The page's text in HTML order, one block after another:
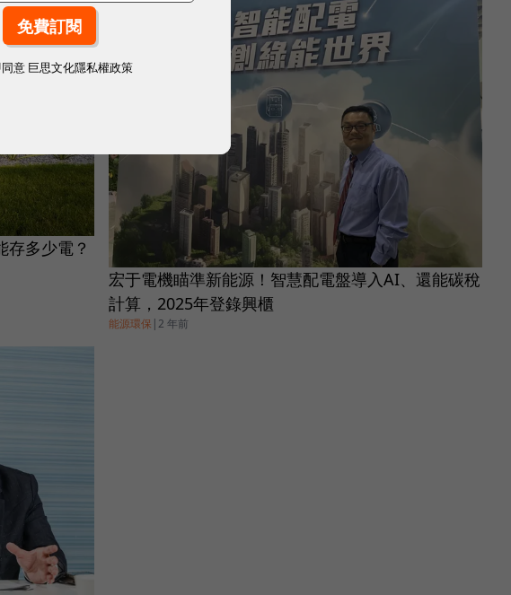
多少電？
宏于電機瞄準新能源！智慧配電盤導入AI、還能碳稅
計算，2025年登錄興櫃
能源環保 |2 年前
意 巨思文化隱私權政策